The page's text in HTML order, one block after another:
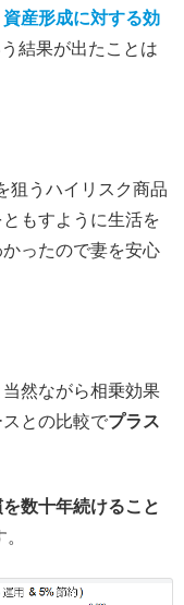
資産形成に対する効
結果が出たことは
狙うハイリスク商品
もすように生活を
ったので妻を安心
然ながら相乗効果
との比較でプラス
数十年続けること